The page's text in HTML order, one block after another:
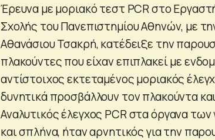
Έρευνα με μοριακό τεστ PCR στο
Σχολής του Πανεπιστημίου Αθηνών, με
Αθανάσιου Τσακρή, κατέδειξε την
πλακούντες που είχαν επιπλακεί με
αντίστοιχος εκτεταμένος μοριακός
δυνητικά προσβάλλουν τον πλακούντα
Αναλυτικός έλεγχος PCR στα όργανα
και σπλήνα, ήταν αρνητικός για την